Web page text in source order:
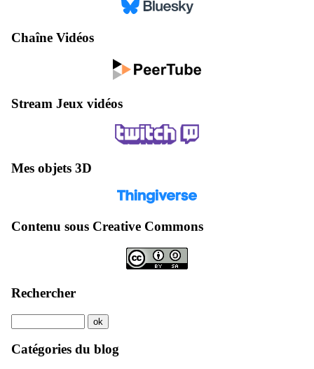
Chaîne Vidéos
Stream Jeux vidéos
Mes objets 3D
Contenu sous Creative Commons
Rechercher
Catégories du blog